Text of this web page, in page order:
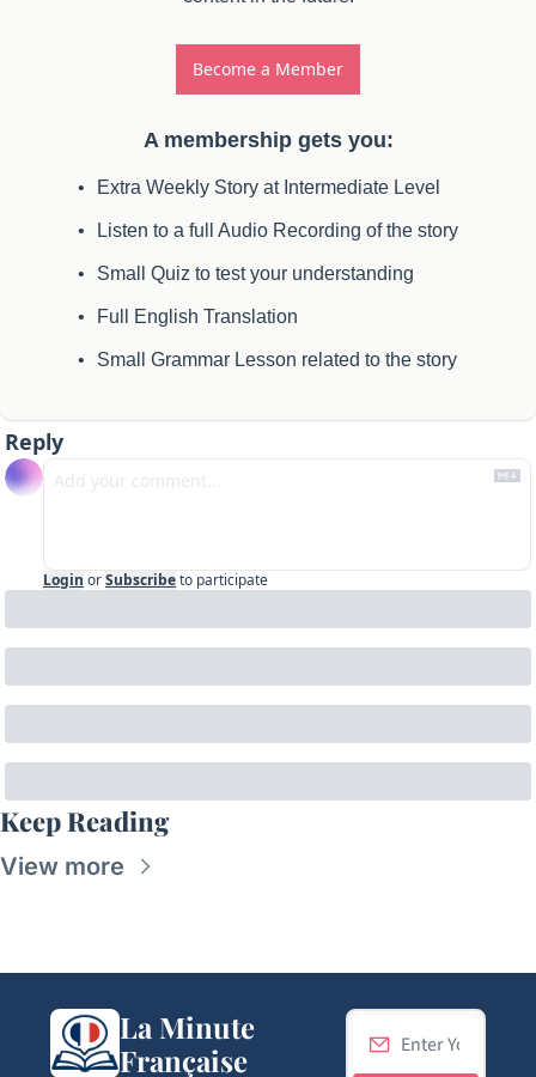
Become a Member
A membership gets you:
Extra Weekly Story at Intermediate Level
Listen to a full Audio Recording of the story
Small Quiz to test your understanding
Full English Translation
Small Grammar Lesson related to the story
Reply
Login orSubscribeto participate
Keep Reading
View more
La Minute
Française